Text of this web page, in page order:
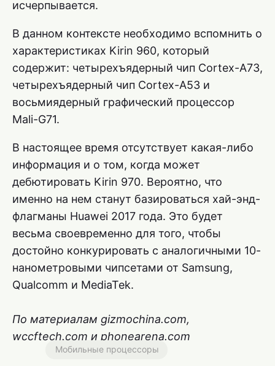
исчерпывается.
В данном контексте необходимо вспомнить о
характеристиках Kirin 960, который
содержит: четырехъядерный чип Cortex-A73,
четырехъядерный чип Cortex-A53 и
восьмиядерный графический процессор
Mali-G71.
В настоящее время отсутствует какая-либо
информация и о том, когда может
дебютировать Kirin 970. Вероятно, что
именно на нем станут базироваться хай-энд-
флагманы Huawei 2017 года. Это будет
весьма своевременно для того, чтобы
достойно конкурировать с аналогичными 10-
нанометровыми чипсетами от Samsung,
Qualcomm и MediaTek.
По материалам gizmochina.com,
wccftech.com и phonearena.com
Мобильные процессоры